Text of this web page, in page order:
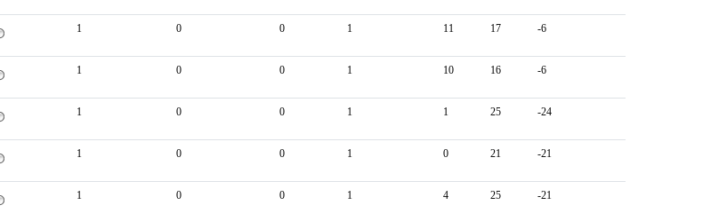
1 0 0 1 11 17 -6
1 0 0 1 10 16 -6
1 0 0 1 1 25 -24
1 0 0 1 0 21 -21
1 0 0 1 4 25 -21